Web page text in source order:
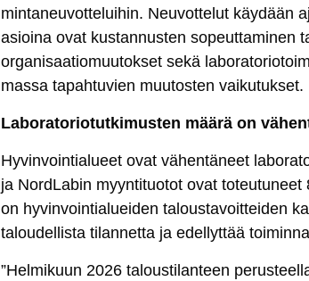
min­ta­neu­vot­te­lui­hin. Neu­vot­te­lut käy­dään
asioi­na ovat kus­tan­nus­ten so­peut­ta­mi­nen
or­ga­ni­saa­tio­muu­tok­set se­kä
mas­sa ta­pah­tu­vien muu­tos­ten vai­ku­tuk­set.
La­bo­ra­to­rio­tut­ki­mus­ten mää­rä on
Hy­vin­voin­tia­lueet ovat vä­hen­tä­neet
ja Nord­La­bin myyn­ti­tuo­tot ovat
on hy­vin­voin­tia­luei­den ta­lous­ta­voit­tei­den
ta­lou­del­lis­ta ti­lan­net­ta ja edel­lyt­tää
”Hel­mi­kuun 2026 ta­lous­ti­lan­teen